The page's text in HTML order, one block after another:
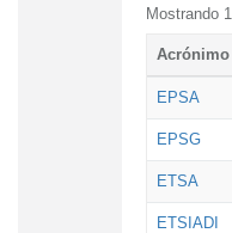
Mostrando
Acrónimo
EPSA
EPSG
ETSA
ETSIADI